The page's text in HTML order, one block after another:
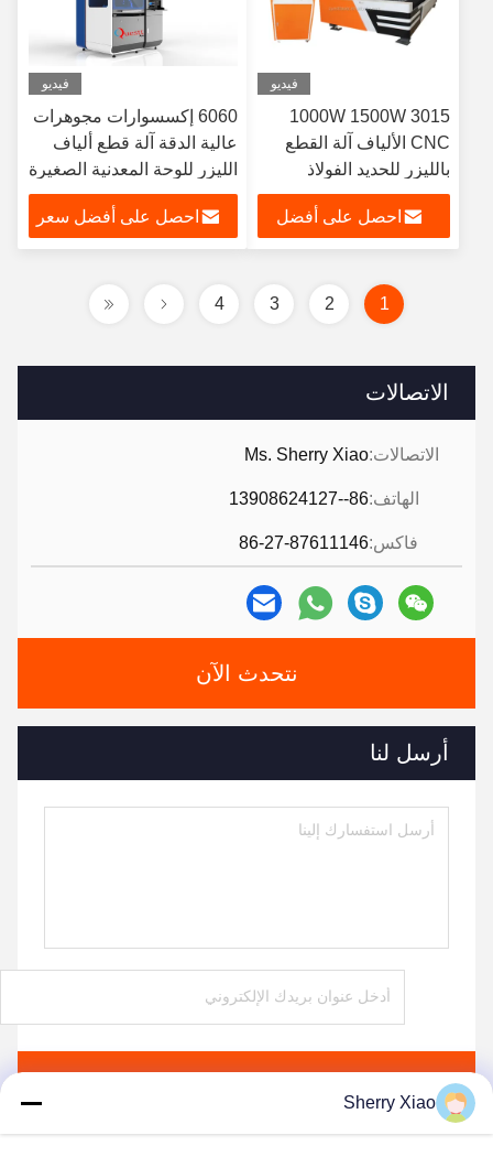
الاتصالات
الاتصالات:Ms. Sherry Xiao
الهاتف:86--13908624127
فاكس:86-27-87611146
نتحدث الآن
أرسل لنا
فيديو
1000W 1500W 3015
CNC الألياف آلة القطع
بالليزر للحديد الفولاذ
المقاوم للصدأ والألومنيوم
والنحاساحصل على أفضل
فيديو
6060 إكسسوارات مجوهرات
عالية الدقة آلة قطع ألياف
الليزر للوحة المعدنية الصغيرة
باستخدام الحاسب الآلي
احصل على أفضل سعر
1
2
3
4
Sherry Xiao